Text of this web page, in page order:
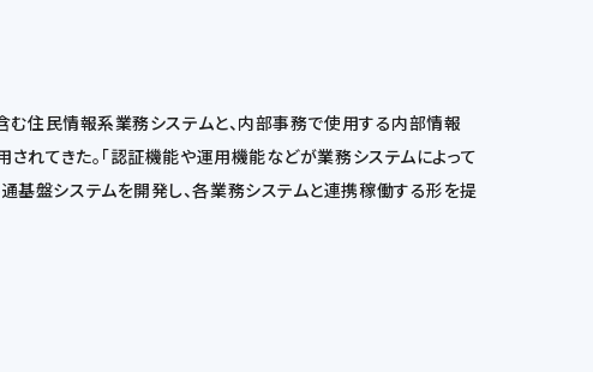
む住民情報系業務システムと、内部事務で使用する内部情報
れてきた。「認証機能や運用機能などが業務システムによって
基盤システムを開発し、各業務システムと連携稼働する形を提